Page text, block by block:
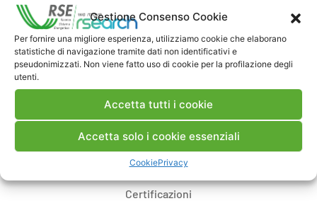
Gestione Consenso Cookie
Per fornire una migliore esperienza, utilizziamo cookie che elaborano
statistiche di navigazione tramite dati non identificativi e
pseudonimizzati. Non viene fatto uso di cookie per la profilazione degli
utenti.
Accetta tutti i cookie
Accetta solo i cookie essenziali
CookiePrivacy
Note Legali
Dove siamo
Bandi di gara e contratti
Whistleblowing
Certificazioni